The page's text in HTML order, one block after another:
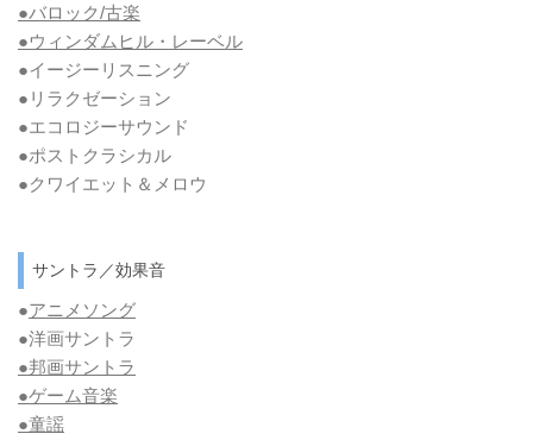
●バロック/古楽
●ウィンダムヒル・レーベル
●イージーリスニング
●リラクゼーション
●エコロジーサウンド
●ポストクラシカル
●クワイエット＆メロウ
サントラ／効果音
●アニメソング
●洋画サントラ
●邦画サントラ
●ゲーム音楽
●童謡